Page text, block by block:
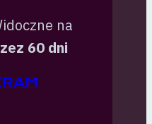
na
60 dni